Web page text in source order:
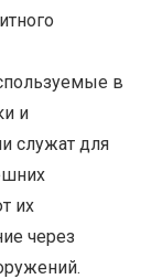
в
и
служат для
их
через